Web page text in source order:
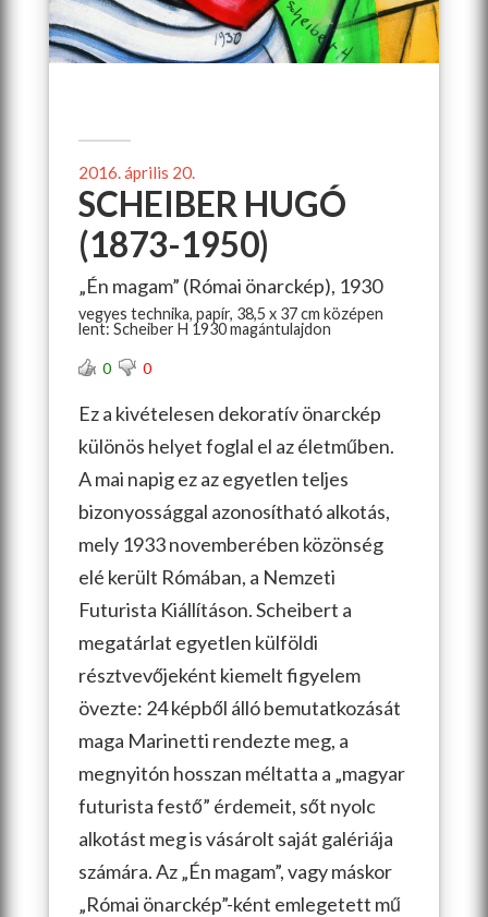
2016. április 20.
SCHEIBER HUGÓ
(1873-1950)
„Én magam” (Római önarckép), 1930
vegyes technika, papír, 38,5 x 37 cm középen
lent: Scheiber H 1930 magántulajdon
0 0
Ez a kivételesen dekoratív önarckép
különös helyet foglal el az életműben.
A mai napig ez az egyetlen teljes
bizonyossággal azonosítható alkotás,
mely 1933 novemberében közönség
elé került Rómában, a Nemzeti
Futurista Kiállításon. Scheibert a
megatárlat egyetlen külföldi
résztvevőjeként kiemelt figyelem
övezte: 24 képből álló bemutatkozását
maga Marinetti rendezte meg, a
megnyitón hosszan méltatta a „magyar
futurista festő” érdemeit, sőt nyolc
alkotást meg is vásárolt saját galériája
számára. Az „Én magam”, vagy máskor
„Római önarckép”-ként emlegetett mű